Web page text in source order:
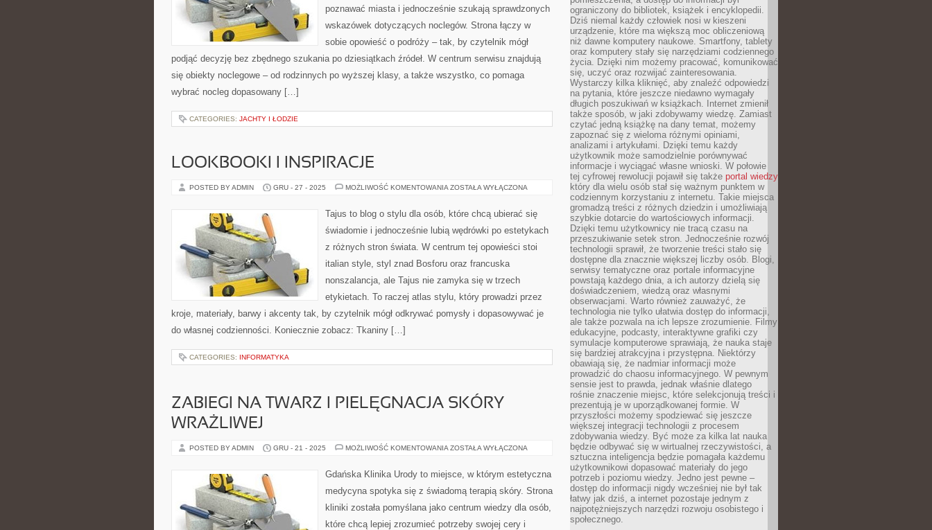
poznawać miasta i jednocześnie szukają sprawdzonych
wskazówek dotyczących noclegów. Strona łączy w
sobie opowieść o podróży – tak, by czytelnik mógł
podjąć decyzję bez zbędnego szukania po dziesiątkach źródeł. W centrum serwisu znajdują
się obiekty noclegowe – od rodzinnych po wyższej klasy, a także wszystko, co pomaga
wybrać nocleg dopasowany […]
CATEGORIES: JACHTY I ŁODZIE
LOOKBOOKI I INSPIRACJE
POSTED BY ADMIN GRU - 27 - 2025 MOŻLIWOŚĆ KOMENTOWANIA LOOKBOOKI
ZOSTAŁA WYŁĄCZONA
Tajus to blog o stylu dla osób, które chcą ubierać się
świadomie i jednocześnie lubią wędrówki po estetykach
z różnych stron świata. W centrum tej opowieści stoi
italian style, styl znad Bosforu oraz francuska
nonszalancja, ale Tajus nie zamyka się w trzech
etykietach. To raczej atlas stylu, który prowadzi przez
kroje, materiały, barwy i akcenty tak, by czytelnik mógł odkrywać pomysły i dopasowywać je
do własnej codzienności. Koniecznie zobacz: Tkaniny […]
CATEGORIES: INFORMATYKA
ZABIEGI NA TWARZ I PIELĘGNACJA SKÓRY
WRAŻLIWEJ
POSTED BY ADMIN GRU - 21 - 2025 MOŻLIWOŚĆ KOMENTOWANIA ZABIEGI
PIELĘGNACJA
WRAŻLIWEJ
ZOSTAŁA WYŁĄCZONA
Gdańska Klinika Urody to miejsce, w którym estetyczna
medycyna spotyka się z świadomą terapią skóry. Strona
kliniki została pomyślana jako centrum wiedzy dla osób,
które chcą lepiej zrozumieć potrzeby swojej cery i
ograniczony do bibliotek, książek i encyklopedii.
Dziś niemal każdy człowiek nosi w kieszeni
urządzenie, które ma większą moc obliczeniową
niż dawne komputery naukowe. Smartfony, tablety
oraz komputery stały się narzędziami codziennego
życia. Dzięki nim możemy pracować, komunikować
się, uczyć oraz rozwijać zainteresowania.
Wystarczy kilka kliknięć, aby znaleźć odpowiedzi
na pytania, które jeszcze niedawno wymagały
długich poszukiwań w książkach. Internet zmienił
także sposób, w jaki zdobywamy wiedzę. Zamiast
czytać jedną książkę na dany temat, możemy
zapoznać się z wieloma różnymi opiniami,
analizami i artykułami. Dzięki temu każdy
użytkownik może samodzielnie porównywać
informacje i wyciągać własne wnioski. W połowie
tej cyfrowej rewolucji pojawił się także portal wiedzy
który dla wielu osób stał się ważnym punktem w
codziennym korzystaniu z internetu. Takie miejsca
gromadzą treści z różnych dziedzin i umożliwiają
szybkie dotarcie do wartościowych informacji.
Dzięki temu użytkownicy nie tracą czasu na
przeszukiwanie setek stron. Jednocześnie rozwój
technologii sprawił, że tworzenie treści stało się
dostępne dla znacznie większej liczby osób. Blogi,
serwisy tematyczne oraz portale informacyjne
powstają każdego dnia, a ich autorzy dzielą się
doświadczeniem, wiedzą oraz własnymi
obserwacjami. Warto również zauważyć, że
technologia nie tylko ułatwia dostęp do informacji,
ale także pozwala na ich lepsze zrozumienie. Filmy
edukacyjne, podcasty, interaktywne grafiki czy
symulacje komputerowe sprawiają, że nauka staje
się bardziej atrakcyjna i przystępna. Niektórzy
obawiają się, że nadmiar informacji może
prowadzić do chaosu informacyjnego. W pewnym
sensie jest to prawda, jednak właśnie dlatego
rośnie znaczenie miejsc, które selekcjonują treści i
prezentują je w uporządkowanej formie. W
przyszłości możemy spodziewać się jeszcze
większej integracji technologii z procesem
zdobywania wiedzy. Być może za kilka lat nauka
będzie odbywać się w wirtualnej rzeczywistości, a
sztuczna inteligencja będzie pomagała każdemu
użytkownikowi dopasować materiały do jego
potrzeb i poziomu wiedzy. Jedno jest pewne –
dostęp do informacji nigdy wcześniej nie był tak
łatwy jak dziś, a internet pozostaje jednym z
najpotężniejszych narzędzi rozwoju osobistego i
społecznego.